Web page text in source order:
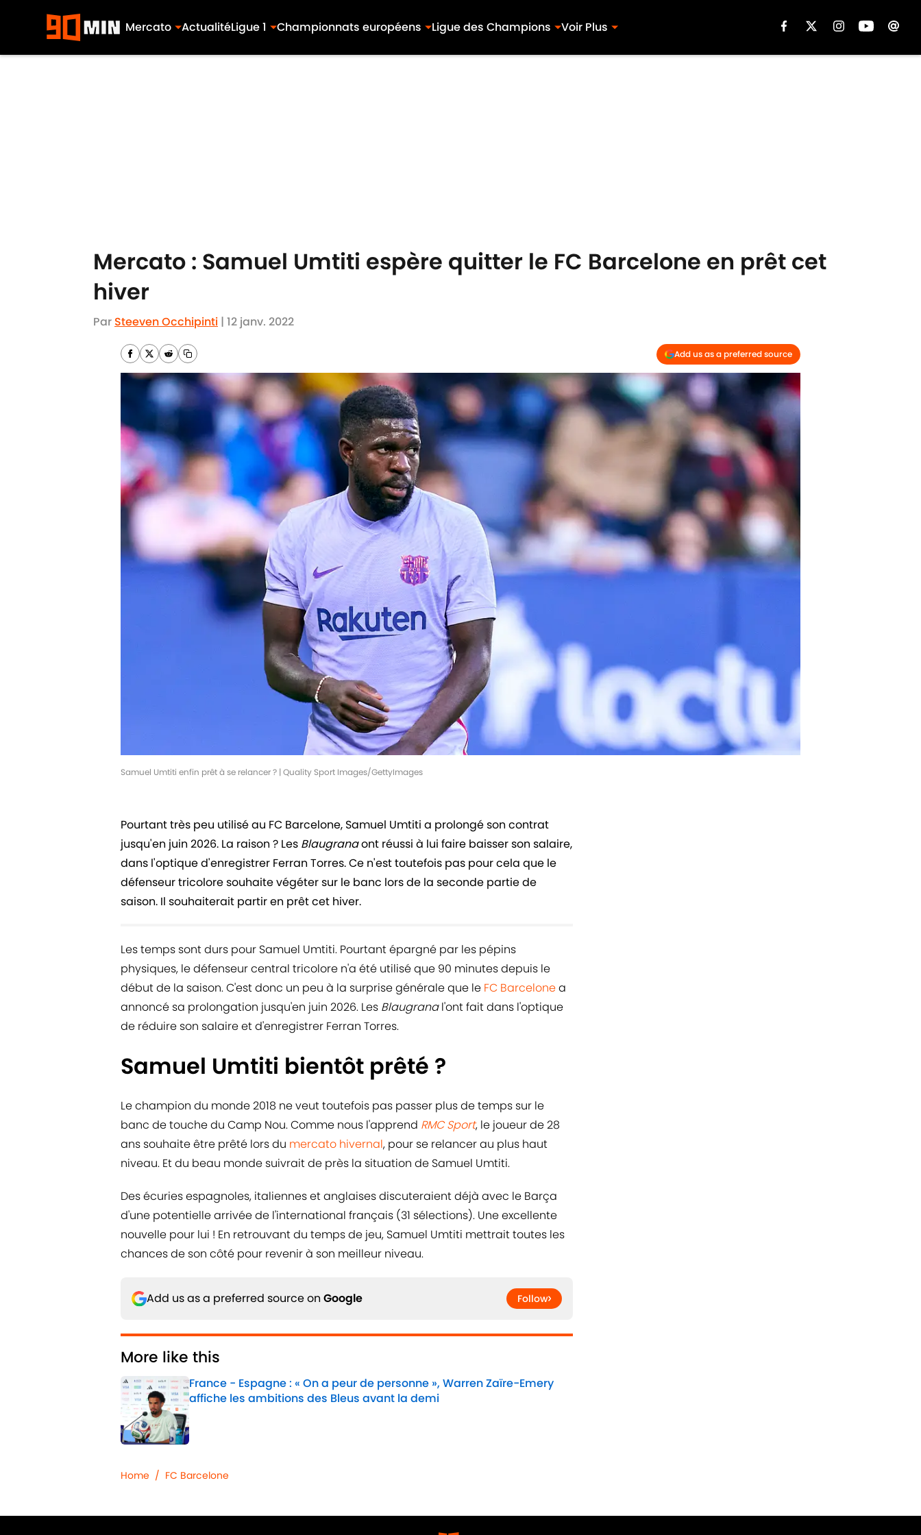
Mercato ActualitéLigue 1 Championnats européens Ligue des Champions Voir Plus
Mercato : Samuel Umtiti espère quitter le FC Barcelone en prêt cet
hiver
Par Steeven Occhipinti | 12 janv. 2022
Add us as a preferred source
Samuel Umtiti enfin prêt à se relancer ? | Quality Sport Images/GettyImages
Pourtant très peu utilisé au FC Barcelone, Samuel Umtiti a prolongé son contrat
jusqu'en juin 2026. La raison ? Les Blaugranaont réussi à lui faire baisser son salaire,
dans l'optique d'enregistrer Ferran Torres. Ce n'est toutefois pas pour cela que le
défenseur tricolore souhaite végéter sur le banc lors de la seconde partie de
saison. Il souhaiterait partir en prêt cet hiver.
Les temps sont durs pour Samuel Umtiti. Pourtant épargné par les pépins
physiques, le défenseur central tricolore n'a été utilisé que 90 minutes depuis le
début de la saison. C'est donc un peu à la surprise générale que le FC Barcelonea
annoncé sa prolongation jusqu'en juin 2026. Les Blaugranal'ont fait dans l'optique
de réduire son salaire et d'enregistrer Ferran Torres.
Samuel Umtiti bientôt prêté ?
Le champion du monde 2018 ne veut toutefois pas passer plus de temps sur le
banc de touche du Camp Nou. Comme nous l'apprend RMC Sport, le joueur de 28
ans souhaite être prêté lors du mercato hivernal, pour se relancer au plus haut
niveau. Et du beau monde suivrait de près la situation de Samuel Umtiti.
Des écuries espagnoles, italiennes et anglaises discuteraient déjà avec le Barça
d'une potentielle arrivée de l'international français (31 sélections). Une excellente
nouvelle pour lui ! En retrouvant du temps de jeu, Samuel Umtiti mettrait toutes les
chances de son côté pour revenir à son meilleur niveau.
Add us as a preferred source on Google Follow
More like this
France - Espagne : « On a peur de personne », Warren Zaïre-Emery
affiche les ambitions des Bleus avant la demi
Home / FC Barcelone